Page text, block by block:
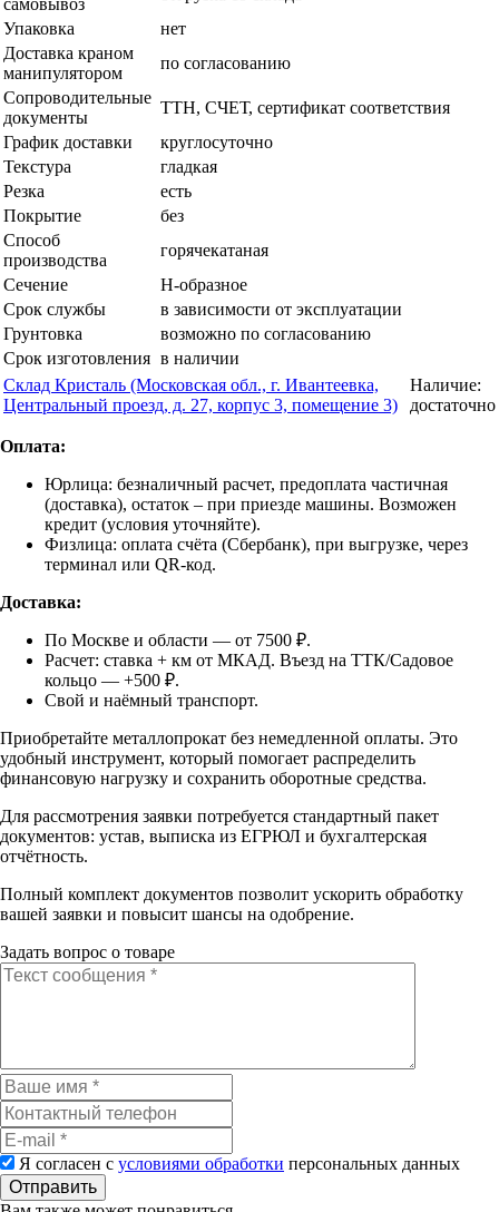
самовывоз
Упаковка
нет
Доставка краном
манипулятором
по согласованию
Сопроводительные
документы
ТТН, СЧЕТ, сертификат соответствия
График доставки
круглосуточно
Текстура
гладкая
Резка
есть
Покрытие
без
Способ
производства
горячекатаная
Сечение
Н-образное
Срок службы
в зависимости от эксплуатации
Грунтовка
возможно по согласованию
Срок изготовления в наличии
Склад Кристаль (Московская обл., г. Ивантеевка,
Центральный проезд, д. 27, корпус 3, помещение 3)
Наличие:
достаточно
Оплата:
Юрлица: безналичный расчет, предоплата частичная
(доставка), остаток – при приезде машины. Возможен
кредит (условия уточняйте).
Физлица: оплата счёта (Сбербанк), при выгрузке, через
терминал или QR-код.
Доставка:
По Москве и области — от 7500 ₽.
Расчет: ставка + км от МКАД. Въезд на ТТК/Садовое
кольцо — +500 ₽.
Свой и наёмный транспорт.
Приобретайте металлопрокат без немедленной оплаты. Это
удобный инструмент, который помогает распределить
финансовую нагрузку и сохранить оборотные средства.
Для рассмотрения заявки потребуется стандартный пакет
документов: устав, выписка из ЕГРЮЛ и бухгалтерская
отчётность.
Полный комплект документов позволит ускорить обработку
вашей заявки и повысит шансы на одобрение.
Задать вопрос о товаре
Я согласен с условиями обработки персональных данных
Отправить